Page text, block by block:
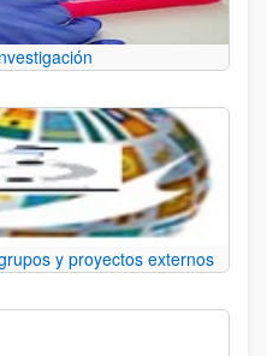
y proyectos externos